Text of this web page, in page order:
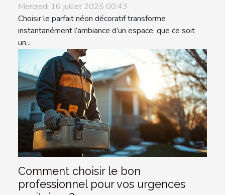
Mercredi 16 juillet 2025 00:43
Choisir le parfait néon décoratif transforme
instantanément l’ambiance d’un espace, que ce soit
un...
Comment choisir le bon
professionnel pour vos urgences